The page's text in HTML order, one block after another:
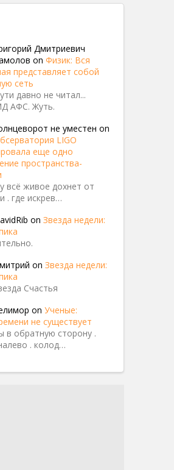
Дмитриевич
on Физик: Вся
представляет собой
сеть
давно не читал...
АФС. Жуть.
не уместен on
LIGO
еще одно
пространства-
всё живое дохнет от
. где искрев…
on Звезда недели:
on Звезда недели:
Счастья
on Ученые:
не существует
в обратную сторону .
. колод…